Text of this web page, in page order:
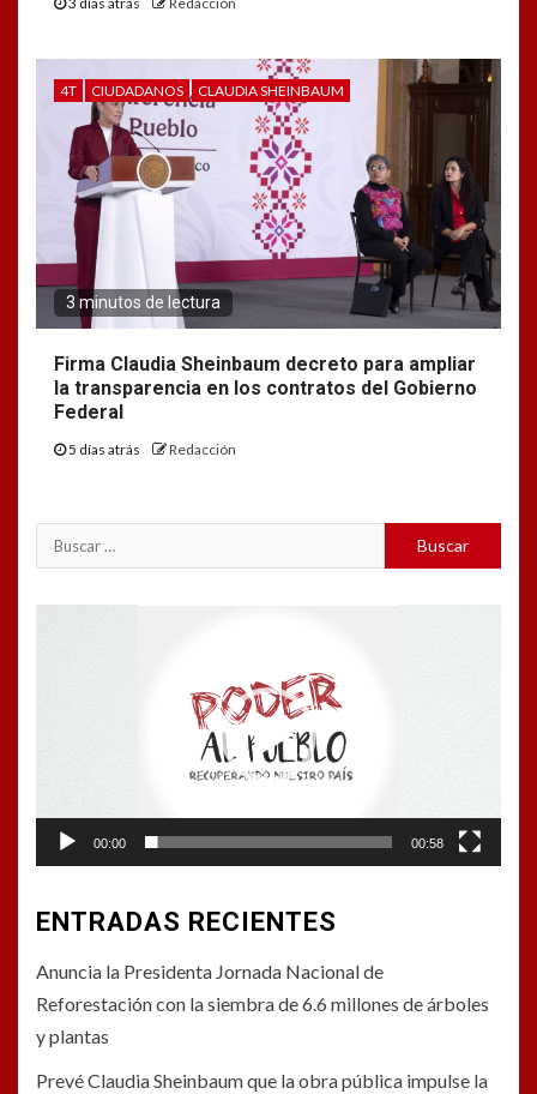
4T CIUDADANOS CLAUDIA SHEINBAUM
3 minutos de lectura
Firma Claudia Sheinbaum decreto para ampliar
la transparencia en los contratos del Gobierno
Federal
5 días atrás Redacción
Buscar:
00:00 00:58
ENTRADAS RECIENTES
Anuncia la Presidenta Jornada Nacional de
Reforestación con la siembra de 6.6 millones de árboles
y plantas
Prevé Claudia Sheinbaum que la obra pública impulse la